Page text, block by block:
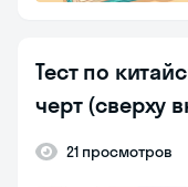
Тест по
черт (сверху
21 просмотров